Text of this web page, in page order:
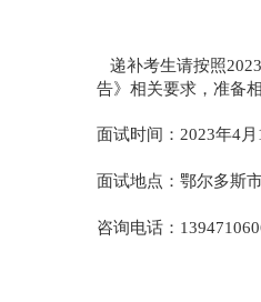
递补考生请按照
告》相关要求，准备
面试时间： 2023年4月
面试地点：鄂尔多斯
咨询电话：